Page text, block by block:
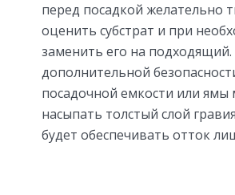
перед посадкой желательно
оценить субстрат и при
заменить его на подходящий.
дополнительной
посадочной емкости или
насыпать толстый слой
будет обеспечивать отток